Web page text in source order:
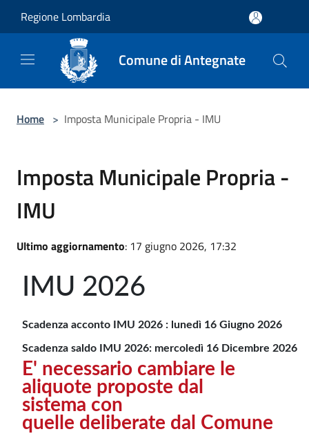
Regione Lombardia
Comune di Antegnate
Home > Imposta Municipale Propria - IMU
Imposta Municipale Propria -
IMU
Ultimo aggiornamento: 17 giugno 2026, 17:32
IMU 2026
Scadenza acconto IMU 2026 : lunedì 16 Giugno 2026
Scadenza saldo IMU 2026: mercoledì 16 Dicembre 2026
E' necessario cambiare le
aliquote proposte dal
sistema con
quelle deliberate dal Comune